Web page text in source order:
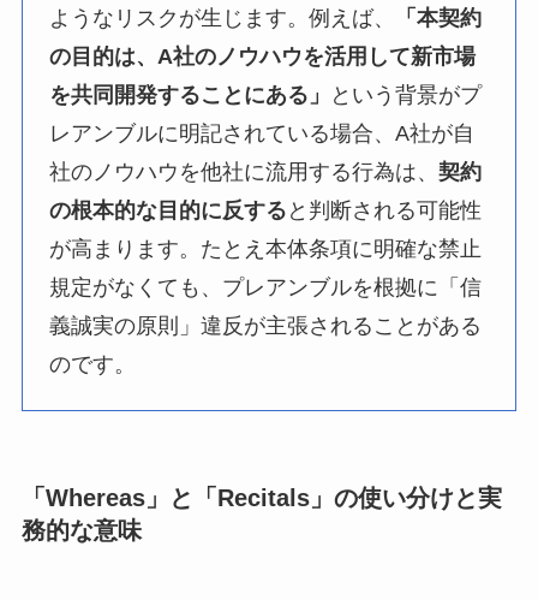
ようなリスクが生じます。例えば、
「本契約
の目的は、A社のノウハウを活用して新市場
を共同開発することにある」
という背景がプ
レアンブルに明記されている場合、A社が自
社のノウハウを他社に流用する行為は、契約
の根本的な目的に反する と判断される可能性
が高まります。たとえ本体条項に明確な禁止
規定がなくても、プレアンブルを根拠に「信
義誠実の原則」違反が主張されることがある
のです。
「Whereas」と「Recitals」の使い分けと実
務的な意味